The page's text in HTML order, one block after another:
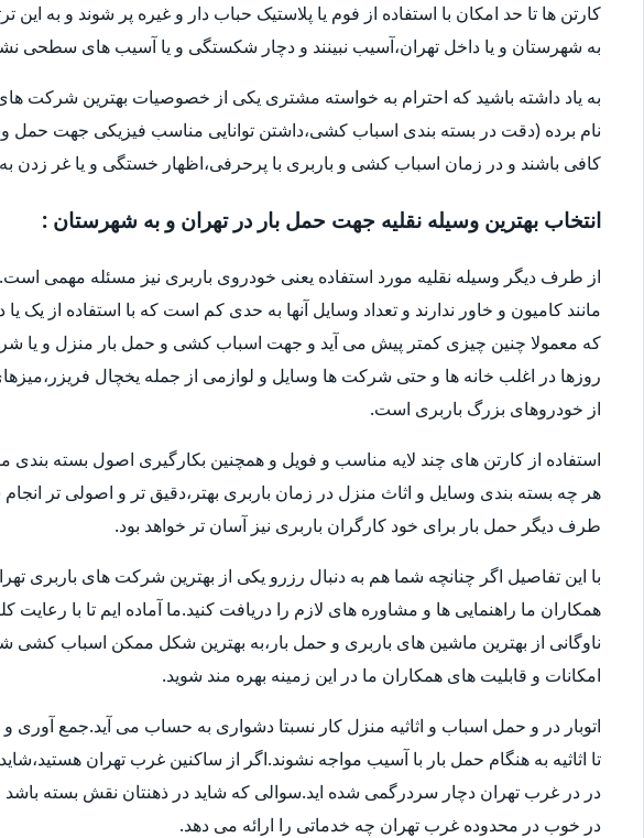
کارتن ها تا حد امکان با استفاده از فوم یا پلاستیک حباب دار و غیره پر شوند و
به شهرستان و یا داخل تهران،آسیب نبینند و دچار شکستگی و یا آسیب های سطحی
به یاد داشته باشید که احترام به خواسته مشتری یکی از خصوصیات بهترین شرکت
نام برده (دقت در بسته بندی اسباب کشی،داشتن توانایی مناسب فیزیکی جهت حمل
کافی باشند و در زمان اسباب کشی و باربری با پرحرفی،اظهار خستگی و یا غر
انتخاب بهترین وسیله نقلیه جهت حمل بار در تهران و به شهرستان :
از طرف دیگر وسیله نقلیه مورد استفاده یعنی خودروی باربری نیز مسئله مهمی
مانند کامیون و خاور ندارند و تعداد وسایل آنها به حدی کم است که با استفاده از
که معمولا چنین چیزی کمتر پیش می آید و جهت اسباب کشی و حمل بار منزل و یا
روزها در اغلب خانه ها و حتی شرکت ها وسایل و لوازمی از جمله یخچال
از خودروهای بزرگ باربری است.
استفاده از کارتن های چند لایه مناسب و فویل و همچنین بکارگیری اصول بسته
هر چه بسته بندی وسایل و اثاث منزل در زمان باربری بهتر،دقیق تر و اصولی تر
طرف دیگر حمل بار برای خود کارگران باربری نیز آسان تر خواهد بود.
با این تفاصیل اگر چنانچه شما هم به دنبال رزرو یکی از بهترین شرکت های باربری
همکاران ما راهنمایی ها و مشاوره های لازم را دریافت کنید.ما آماده ایم تا با
امکانات و قابلیت های همکاران ما در این زمینه بهره مند شوید.
اتوبار در و حمل اسباب و اثاثیه منزل کار نسبتا دشواری به حساب می آید.جمع
تا اثاثیه به هنگام حمل بار با آسیب مواجه نشوند.اگر از ساکنین غرب تهران
در در غرب تهران دچار سردرگمی شده اید.سوالی که شاید در ذهنتان نقش بسته باشد
در خوب در محدوده غرب تهران چه خدماتی را ارائه می دهد.